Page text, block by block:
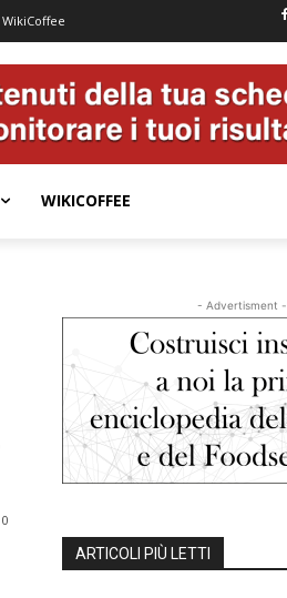
WikiCoffee
WIKICOFFEE
0
- Advertisment -
ARTICOLI PIÙ LETTI